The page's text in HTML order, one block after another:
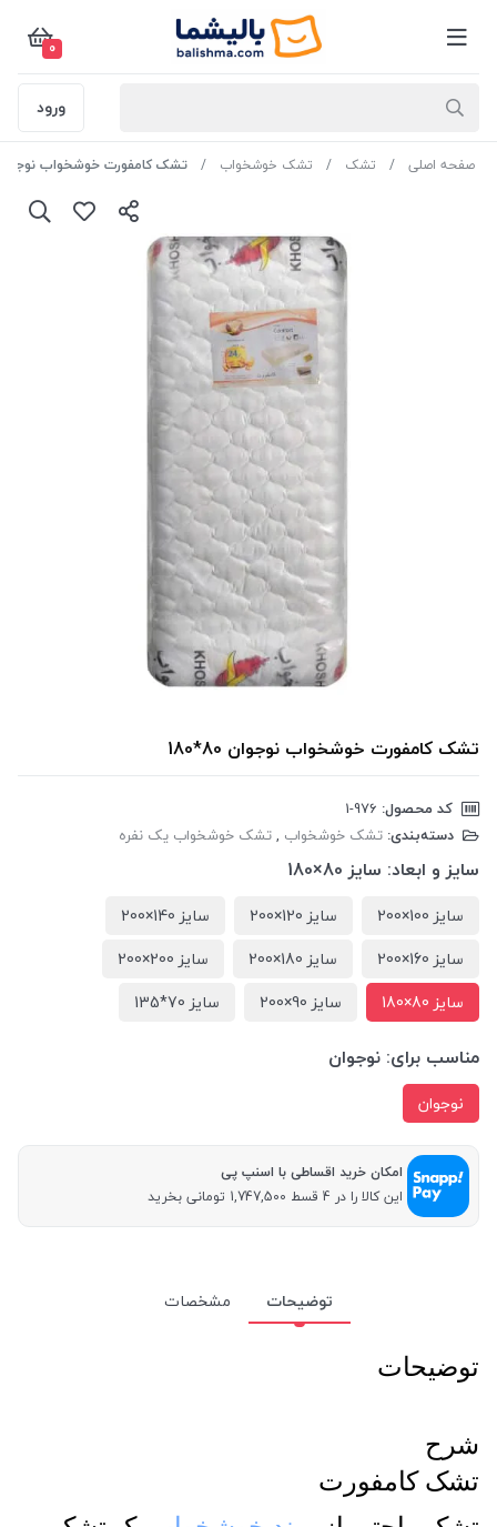
0
ورود
صفحه اصلی تشک تشک خوشخواب تشک کامفورت خوشخواب نوجوان
تشک کامفورت خوشخواب نوجوان 80*180
کد محصول:
دسته‌بندی: تشک خوشخواب ,تشک خوشخواب یک نفره
سایز و ابعاد: سایز 80×180
سایز 100×200 سایز 120×200
سایز 140×200
سایز 160×200
سایز 180×200
سایز 200×200
سایز 80×180
سایز 90×200 سایز 70*135
مناسب برای: نوجوان
نوجوان
امکان خرید اقساطی با اسنپ پی
این کالا را در 4 قسط 1,747,500 تومانی بخرید
توضیحات مشخصات
توضیحات
شرح
تشک کامفورت